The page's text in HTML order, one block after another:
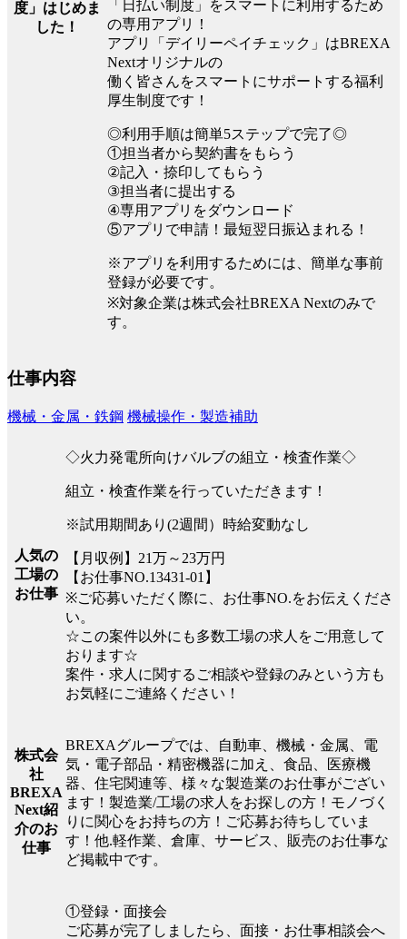
度」はじめま
した！
「日払い制度」をスマートに利用するため
の専用アプリ！
アプリ「デイリーペイチェック」はBREXA
Nextオリジナルの
働く皆さんをスマートにサポートする福利
厚生制度です！
◎利用手順は簡単5ステップで完了◎
①担当者から契約書をもらう
②記入・捺印してもらう
③担当者に提出する
④専用アプリをダウンロード
⑤アプリで申請！最短翌日振込まれる！
※アプリを利用するためには、簡単な事前
登録が必要です。
※対象企業は株式会社BREXA Nextのみで
す。
仕事内容
機械・金属・鉄鋼 機械操作・製造補助
人気の
工場の
お仕事
◇火力発電所向けバルブの組立・検査作業◇
組立・検査作業を行っていただきます！
※試用期間あり(2週間）時給変動なし
【月収例】21万～23万円
【お仕事NO.13431-01】
※ご応募いただく際に、お仕事NO.をお伝えくださ
い。
☆この案件以外にも多数工場の求人をご用意して
おります☆
案件・求人に関するご相談や登録のみという方も
お気軽にご連絡ください！
株式会
社
BREXA
Next紹
介のお
仕事
BREXAグループでは、自動車、機械・金属、電
気・電子部品・精密機器に加え、食品、医療機
器、住宅関連等、様々な製造業のお仕事がござい
ます！製造業/工場の求人をお探しの方！モノづく
りに関心をお持ちの方！ご応募お待ちしていま
す！他.軽作業、倉庫、サービス、販売のお仕事な
ど掲載中です。
①登録・面接会
ご応募が完了しましたら、面接・お仕事相談会へ